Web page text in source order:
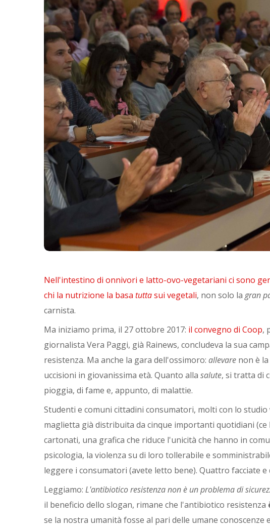
Nell'intestino di onnivori e latto-ovo-vegetariani ci sono
chi la nutrizione la basa tuttasui vegetali, non solo la gran
carnista.
Ma iniziamo prima, il 27 ottobre 2017: il convegno di Coop,
giornalista Vera Paggi, già Rainews, concludeva la sua
resistenza. Ma anche la gara dell'ossimoro: allevare non è
uccisioni in giovanissima età. Quanto alla salute, si tratta di
pioggia, di fame e, appunto, di malattie.
Studenti e comuni cittadini consumatori, molti con lo
maglietta già distribuita da cinque importanti quotidiani
cartonati, una grafica che riduce l'unicità che hanno in
psicologia, la violenza su di loro tollerabile e
leggere i consumatori (avete letto bene). Quattro facciate
Leggiamo: L'antibiotico resistenza non è un problema di
il beneficio dello slogan, rimane che l'antibiotico resistenza
se la nostra umanità fosse al pari delle umane conoscenze